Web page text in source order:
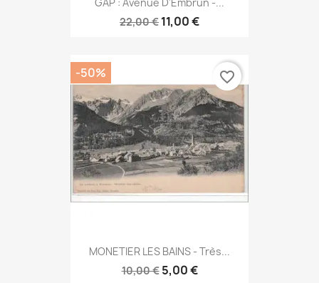
22,00 € 11,00 €
MONETIER LES BAINS - Très...
10,00 € 5,00 €
-50% favorite_border